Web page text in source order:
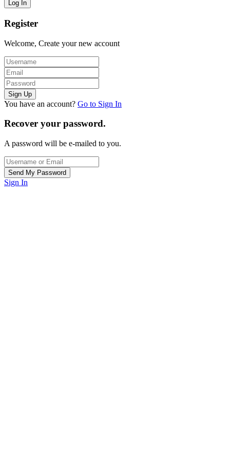
Register
Welcome, Create your new account
You have an account? Go to Sign In
Recover your password.
A password will be e-mailed to you.
Sign In